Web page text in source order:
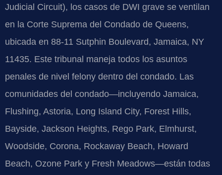
Judicial Circuit), los casos de DWI grave se ventilan
en la Corte Suprema del Condado de Queens,
ubicada en 88-11 Sutphin Boulevard, Jamaica, NY
11435. Este tribunal maneja todos los asuntos
penales de nivel felony dentro del condado. Las
comunidades del condado—incluyendo Jamaica,
Flushing, Astoria, Long Island City, Forest Hills,
Bayside, Jackson Heights, Rego Park, Elmhurst,
Woodside, Corona, Rockaway Beach, Howard
Beach, Ozone Park y Fresh Meadows—están todas